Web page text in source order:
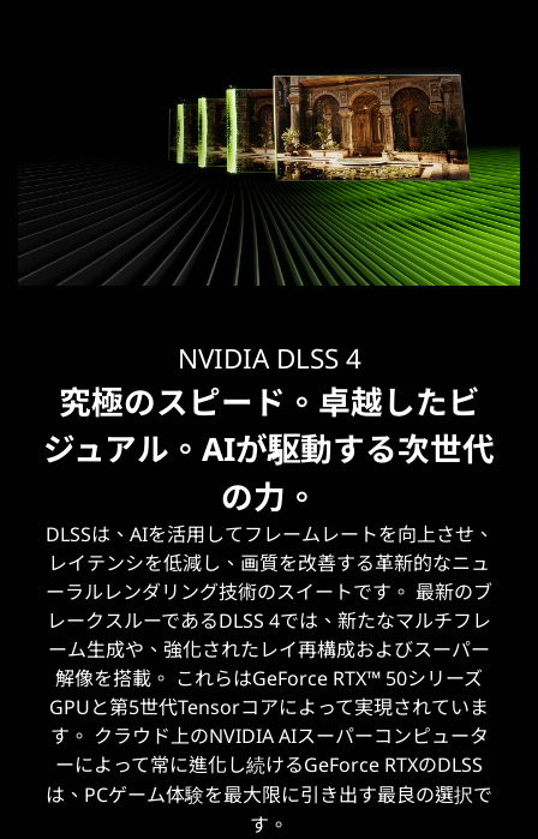
NVIDIA DLSS 4
究極のスピード。卓越したビ
ジュアル。AIが駆動する次世代
の力。
DLSSは、AIを活用してフレームレートを向上させ、
レイテンシを低減し、画質を改善する革新的なニュ
ーラルレンダリング技術のスイートです。 ‌最新のブ
レークスルーであるDLSS 4では、新たなマルチフレ
ーム生成や、強化されたレイ再構成およびスーパー
解像を搭載。 これらはGeForce RTX™ 50シリーズ
GPUと第5世代Tensorコアによって実現されていま
す。 クラウド上のNVIDIA AIスーパーコンピュータ
ーによって常に進化し続けるGeForce RTXのDLSS
は、PCゲーム体験を最大限に引き出す最良の選択で
す。